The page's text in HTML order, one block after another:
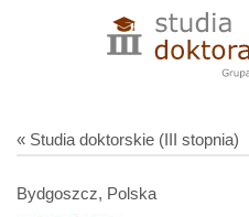
« Studia doktorskie (III stopnia)
Bydgoszcz, Polska